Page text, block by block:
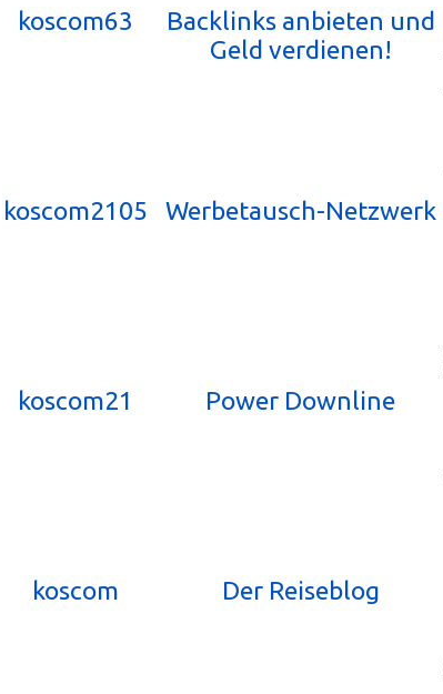
koscom63
Backlinks anbieten und
Geld verdienen!
koscom2105 Werbetausch-Netzwerk
koscom21 Power Downline
koscom Der Reiseblog